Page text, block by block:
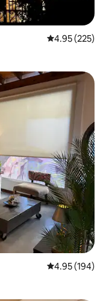
5 पैकी 4.95
4.95 (225)
5 पैकी 4.95
4.95 (194)